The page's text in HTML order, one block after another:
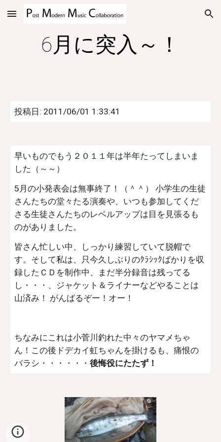
Skip to main content Skip to navigation
6月に突入～！
投稿日: 2011/06/01 1:33:41
早いものでもう２０１１年は半年たってしまいま
した（～～）
5月の小発表会は無事終了！（＾＾） 小学生の生徒
さんたちの堂々たる演奏や、いつも参加してくだ
さる生徒さんたちのレベルアップは目を見張るも
のがありました。
皆さん忙しい中、しっかり練習していて脱帽で
す。そして私は、只今久しぶりのｸﾗｼｯｸばかりを収
録したＣＤを制作中、まだ半分録音は残ってる
し・・・、ジャケット＆ライナーなどやることは
山済み！ がんばるぞー！オー！
ちなみにこれは小菅川釣れた中々のヤマメちゃ
ん！この後ドデカイ虹ちゃんを掛けるも、痛恨の
バラシ・・・・・・後悔役にたたず！